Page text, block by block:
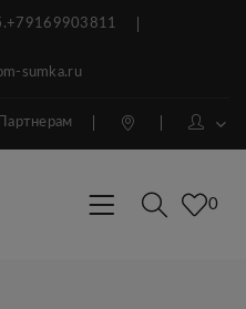
sumka.ru
Партнерам
0